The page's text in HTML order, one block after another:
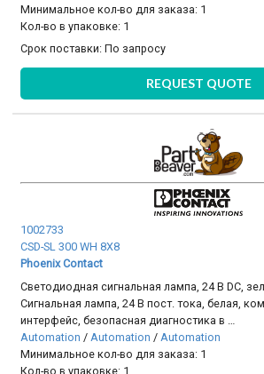
Минимальное кол-во для заказа: 1
Кол-во в упаковке: 1
Срок поставки:По запросу
REQUEST QUOTE
1002733
CSD-SL 300 WH 8X8
Phoenix Contact
Светодиодная сигнальная лампа, 24 В DC,
Сигнальная лампа, 24 В пост. тока, белая,
интерфейс, безопасная диагностика в …
Automation / Automation / Automation
Минимальное кол-во для заказа: 1
Кол-во в упаковке: 1